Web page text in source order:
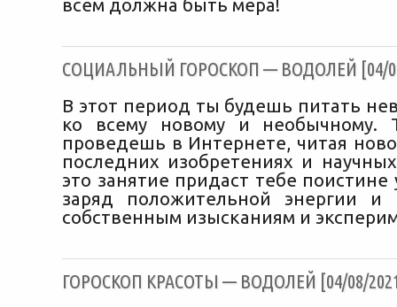
всем должна быть мера!
CОЦИАЛЬНЫЙ ГОРОСКОП — ВОДОЛЕЙ [04/
В этот период ты будешь питать
ко всему новому и необычному.
проведешь в Интернете, читая
последних изобретениях и
это занятие придаст тебе
заряд положительной энергии и
собственным изысканиям и
ГОРОСКОП КРАСОТЫ — ВОДОЛЕЙ [04/08/